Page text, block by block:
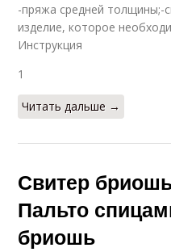
-пряжа средней толщины;-
изделие, которое
Инструкция
1
Читать дальше →
Свитер
Пальто
бриошь